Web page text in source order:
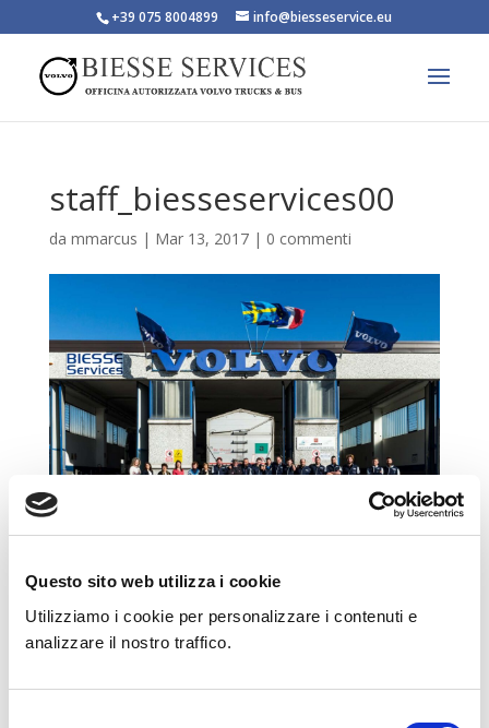
Questo sito web utilizza i cookie
Utilizziamo i cookie per personalizzare i contenuti e
analizzare il nostro traffico.
+39 075 8004899 info@biesseservice.eu
staff_biesseservices00
da mmarcus | Mar 13, 2017| 0 commenti